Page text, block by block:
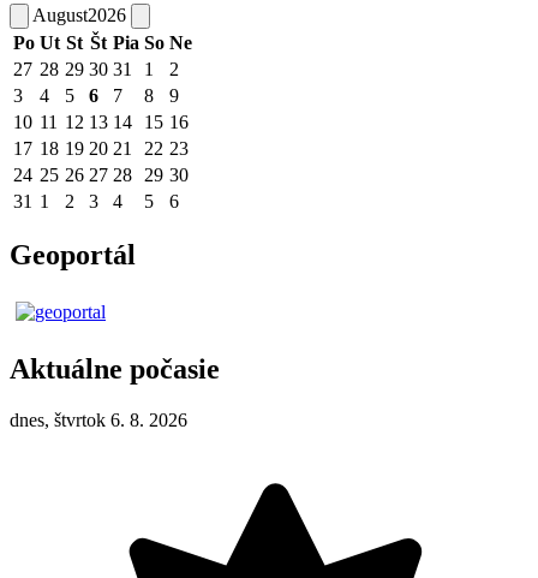
August2026
Po Ut St Št Pia So Ne
27 28 29 30 31 1
2
3
4 5 6 7 8
9
10 11 12 13 14 15 16
17 18 19 20 21 22 23
24 25 26 27 28 29 30
31 1 2 3 4 5 6
Geoportál
Aktuálne počasie
dnes, štvrtok 6. 8. 2026